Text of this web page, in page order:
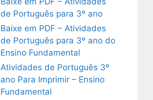
de Português para 3º ano
Baixe em PDF – Atividades
de Português para 3º ano do
Ensino Fundamental
Atividades de Português 3º
ano Para Imprimir – Ensino
Fundamental